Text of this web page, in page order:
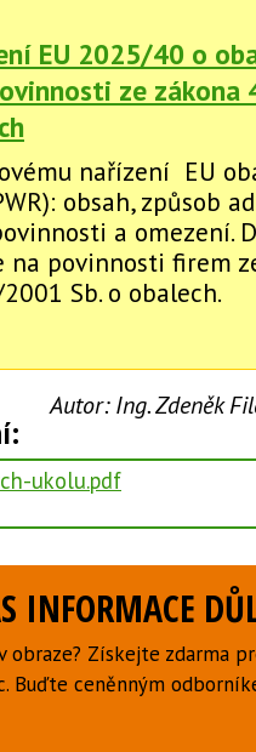
EU 2025/40 o
ze
nařízení EU
obsah, způsob
a omezení.
na povinnosti firem
Sb. o obalech.
Autor:Ing. Zdeněk
ukolu.pdf
INFORMACE
Získejte zdarma
Buďte ceněnným